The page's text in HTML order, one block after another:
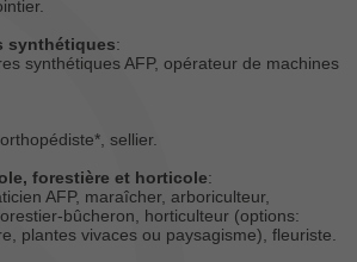
synthétiques:
synthétiques AFP, opérateur de machines
sellier.
forestière et horticole:
AFP, maraîcher, arboriculteur,
bûcheron, horticulteur (options:
plantes vivaces ou paysagisme), fleuriste.